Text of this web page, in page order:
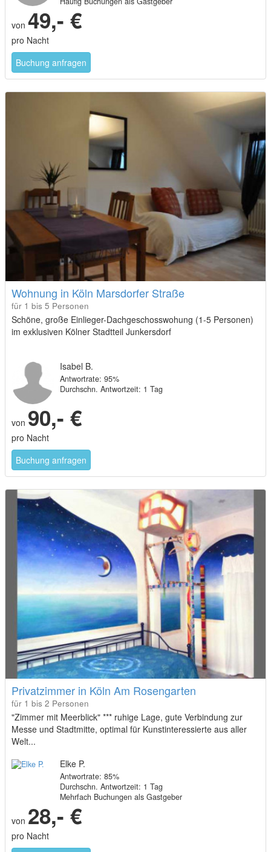
Häufig Buchungen als Gastgeber
von 49,- €
pro Nacht
Buchung anfragen
Wohnung in Köln Marsdorfer Straße
für 1 bis 5 Personen
Schöne, große Einlieger-Dachgeschosswohung (1-5 Personen)
im exklusiven Kölner Stadtteil Junkersdorf
Isabel B.
Antwortrate: 95%
Durchschn. Antwortzeit: 1 Tag
von 90,- €
pro Nacht
Buchung anfragen
Privatzimmer in Köln Am Rosengarten
für 1 bis 2 Personen
"Zimmer mit Meerblick" *** ruhige Lage, gute Verbindung zur
Messe und Stadtmitte, optimal für Kunstinteressierte aus aller
Welt...
Elke P.
Antwortrate: 85%
Durchschn. Antwortzeit: 1 Tag
Mehrfach Buchungen als Gastgeber
von 28,- €
pro Nacht